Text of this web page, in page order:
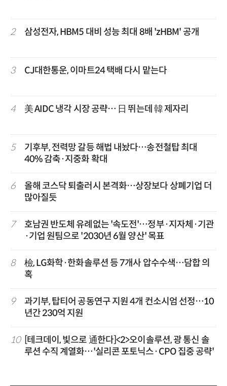
2 삼성전자, HBM5 대비 성능 최대 8배 'zHBM' 공개
3 CJ대한통운, 이마트24 택배 다시 맡는다
4 美 AIDC 냉각 시장 공략… 日 뛰는데 韓 제자리
5
기후부, 전력망 갈등 해법 내놨다…송전철탑 최대
40% 감축·지중화 확대
6
올해 코스닥 퇴출러시 본격화…상장보다 상폐기업 더
많아질듯
7
호남권 반도체 유례없는 '속도전'…정부·지자체·기관
·기업 원팀으로 '2030년 6월 양산' 목표
8
檢, LG화학·한화솔루션 등 7개사 압수수색…담합 의
혹
9
과기부, 탑티어 공동연구 지원 4개 컨소시엄 선정…10
년간 230억 지원
10
[테크데이, 빛으로 通한다]<2>오이솔루션, 광 통신 솔
루션 수직 계열화…'실리콘 포토닉스·CPO 집중 공략'